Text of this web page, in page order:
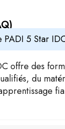
5 Star
offre des
du